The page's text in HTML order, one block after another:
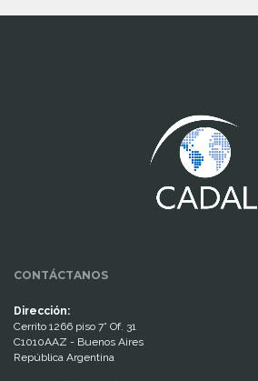
CONTÁCTANOS
Dirección:
Cerrito 1266 piso 7° Of. 31
C1010AAZ - Buenos Aires
República Argentina